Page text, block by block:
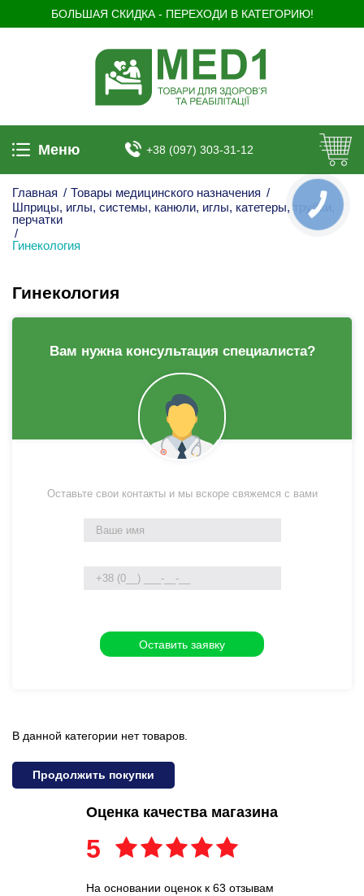
БОЛЬШАЯ СКИДКА - ПЕРЕХОДИ В КАТЕГОРИЮ!
Меню +38 (097) 303-31-12
Главная / Товары медицинского назначения /
Шприцы, иглы, системы, канюли, иглы, катетеры, трубки,
перчатки
/
Гинекология
Гинекология
Вам нужна консультация специалиста?
Оставьте свои контакты и мы вскоре свяжемся с вами
В данной категории нет товаров.
Продолжить покупки
Оценка качества магазина
5
На основании оценок к 63 отзывам
КНОПКА
ЗВ'ЯЗКУ